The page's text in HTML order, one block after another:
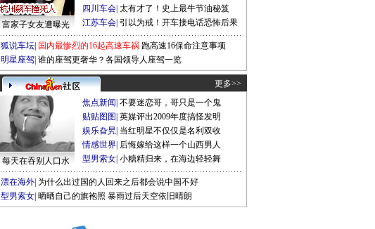
富家子女友遭曝光
四川车会 太有才了！史上最牛节油秘笈
江苏车会 引以为戒！开车接电话恐怖后果
狐说车坛 国内最惨烈的16起高速车祸 跑高速16保命注意事项
明星座驾 谁的座驾更奢华？各国领导人座驾一览
更多>>
每天在吞别人口水
焦点新闻 不要迷恋哥，哥只是一个鬼
贴贴图图 英媒评出2009年度搞怪发明
娱乐旮旯 当红明星不仅仅是名利双收
情感世界 后悔嫁给这样一个山西男人
型男索女 小糖精归来，在海边轻轻舞
漂在海外 为什么出过国的人回来之后都会说中国不好
型男索女 晒晒自己的旗袍照 暴雨过后天空依旧晴朗